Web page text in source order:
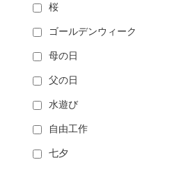
桜
ゴールデンウィーク
母の日
父の日
水遊び
自由工作
七夕